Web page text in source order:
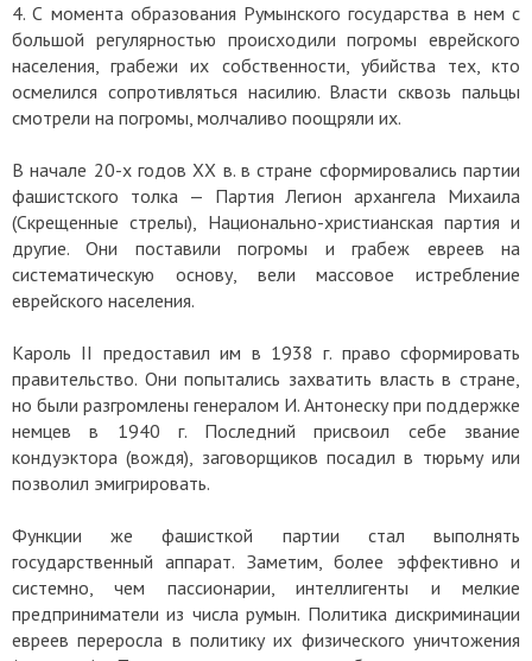
4. С момента образования Румынского государства в нем с
большой регулярностью происходили погромы еврейского
населения, грабежи их собственности, убийства тех, кто
осмелился сопротивляться насилию. Власти сквозь пальцы
смотрели на погромы, молчаливо поощряли их.
В начале 20-х годов ХХ в. в стране сформировались партии
фашистского толка — Партия Легион архангела Михаила
(Скрещенные стрелы), Национально-христианская партия и
другие. Они поставили погромы и грабеж евреев на
систематическую основу, вели массовое истребление
еврейского населения.
Кароль II предоставил им в 1938 г. право сформировать
правительство. Они попытались захватить власть в стране,
но были разгромлены генералом И. Антонеску при поддержке
немцев в 1940 г. Последний присвоил себе звание
кондуэктора (вождя), заговорщиков посадил в тюрьму или
позволил эмигрировать.
Функции же фашисткой партии стал выполнять
государственный аппарат. Заметим, более эффективно и
системно, чем пассионарии, интеллигенты и мелкие
предприниматели из числа румын. Политика дискриминации
евреев переросла в политику их физического уничтожения